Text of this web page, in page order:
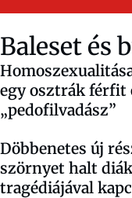
Baleset és
egy osztrák férfit
„pedofilvadász”
Döbbenetes új
szörnyet halt
tragédiájával